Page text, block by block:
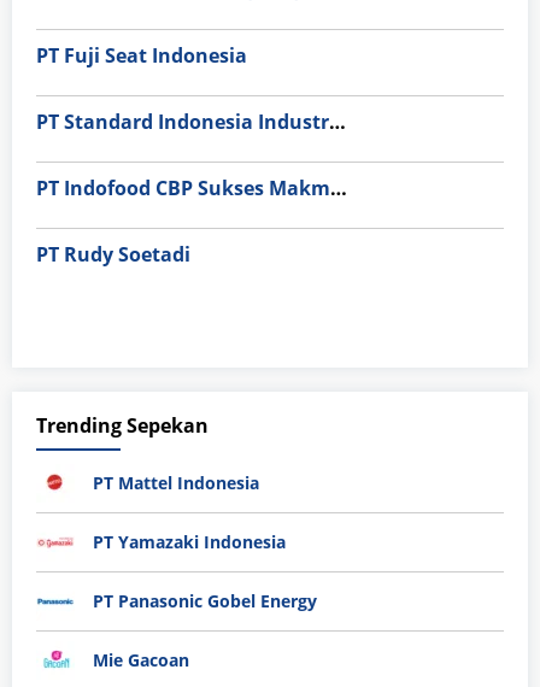
PT Fuji Seat Indonesia
PT Standard Indonesia Industry (PT SII)
PT Indofood CBP Sukses Makmur Tbk – Packaging Division
PT Rudy Soetadi
Trending Sepekan
PT Mattel Indonesia
PT Yamazaki Indonesia
PT Panasonic Gobel Energy
Mie Gacoan